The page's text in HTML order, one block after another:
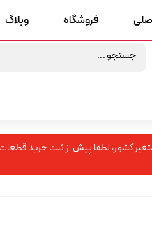
فروشگاه وبلاگ
کشور، لطفا پیش از ثبت خرید